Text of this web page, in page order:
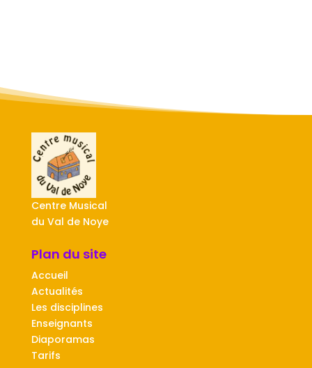
Centre Musical
du Val de Noye
Plan du site
Accueil
Actualités
Les disciplines
Enseignants
Diaporamas
Tarifs